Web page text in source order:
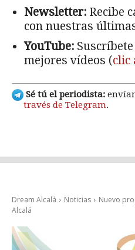
Newsletter: Recibe
con nuestras
YouTube:
mejores vídeos (clic
Sé tú el periodista:
través de Telegram.